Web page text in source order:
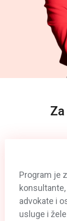
Program je
advokate i
usluge i